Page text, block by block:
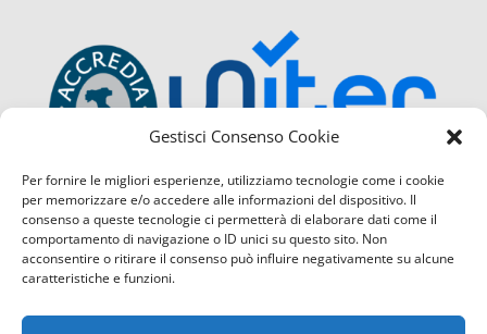
Gestisci Consenso Cookie
Per fornire le migliori esperienze, utilizziamo tecnologie come i cookie
per memorizzare e/o accedere alle informazioni del dispositivo. Il
consenso a queste tecnologie ci permetterà di elaborare dati come il
comportamento di navigazione o ID unici su questo sito. Non
acconsentire o ritirare il consenso può influire negativamente su alcune
caratteristiche e funzioni.